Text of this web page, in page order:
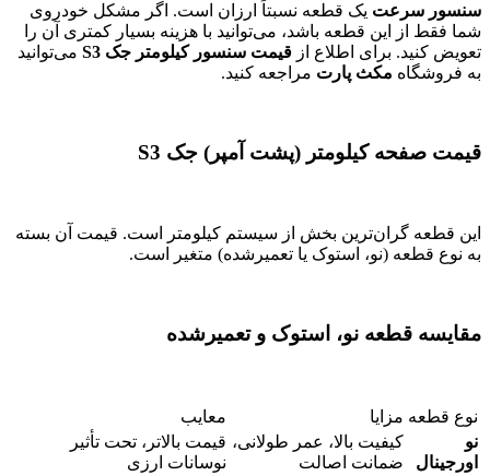
سنسور سرعت یک قطعه نسبتاً ارزان است. اگر مشکل خودروی
شما فقط از این قطعه باشد، می‌توانید با هزینه بسیار کمتری آن را
تعویض کنید. برای اطلاع از قیمت سنسور کیلومتر جک S3
می‌توانید
به فروشگاه مکث پارت مراجعه کنید.
قیمت صفحه کیلومتر (پشت آمپر) جک S3
این قطعه گران‌ترین بخش از سیستم کیلومتر است. قیمت آن بسته
به نوع قطعه (نو، استوک یا تعمیرشده) متغیر است.
مقایسه قطعه نو، استوک و تعمیرشده
نوع قطعه مزایا
معایب
نو
اورجینال
کیفیت بالا، عمر طولانی،
ضمانت اصالت
قیمت بالاتر، تحت تأثیر
نوسانات ارزی